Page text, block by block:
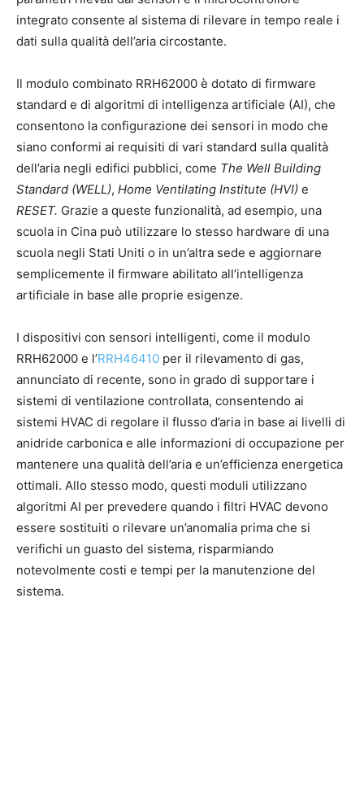
integrato consente al sistema di rilevare in tempo reale i
dati sulla qualità dell’aria circostante.
Il modulo combinato RRH62000 è dotato di firmware
standard e di algoritmi di intelligenza artificiale (AI), che
consentono la configurazione dei sensori in modo che
siano conformi ai requisiti di vari standard sulla qualità
dell’aria negli edifici pubblici, come The Well Building
Standard (WELL), Home Ventilating Institute (HVI) e
RESET. Grazie a queste funzionalità, ad esempio, una
scuola in Cina può utilizzare lo stesso hardware di una
scuola negli Stati Uniti o in un’altra sede e aggiornare
semplicemente il firmware abilitato all’intelligenza
artificiale in base alle proprie esigenze.
I dispositivi con sensori intelligenti, come il modulo
RRH62000 e l’RRH46410 per il rilevamento di gas,
annunciato di recente, sono in grado di supportare i
sistemi di ventilazione controllata, consentendo ai
sistemi HVAC di regolare il flusso d’aria in base ai livelli di
anidride carbonica e alle informazioni di occupazione per
mantenere una qualità dell’aria e un’efficienza energetica
ottimali. Allo stesso modo, questi moduli utilizzano
algoritmi AI per prevedere quando i filtri HVAC devono
essere sostituiti o rilevare un’anomalia prima che si
verifichi un guasto del sistema, risparmiando
notevolmente costi e tempi per la manutenzione del
sistema.